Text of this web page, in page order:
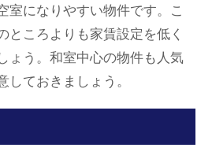
室になりやすい物件です。こ
ところよりも家賃設定を低く
ょう。和室中心の物件も人気
ておきましょう。